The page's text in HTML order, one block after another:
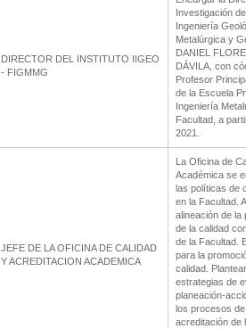
DIRECTOR DEL INSTITUTO IIGEO
- FIGMMG
Investigación
Ingeniería
Metalúrgica y
DANIEL
DÁVILA, con
Profesor
de la Escuela
Ingeniería
Facultad, a
2021.
JEFE DE LA OFICINA DE CALIDAD
Y ACREDITACION ACADEMICA
La Oficina de
Académica se
las políticas de
en la Facultad.
alineación de la
de la calidad
de la Facultad.
para la
calidad.
estrategias de
planeación-
los procesos
acreditación de